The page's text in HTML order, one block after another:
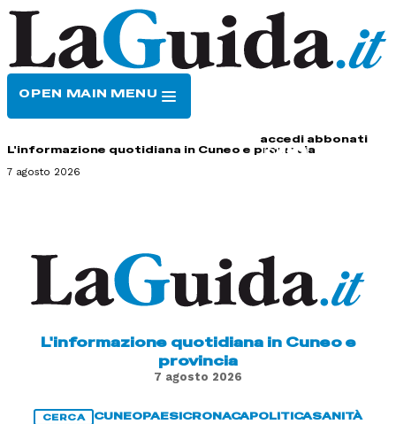
OPEN MAIN MENU
accedi abbonati
L'informazione quotidiana in Cuneo e provincia
7 agosto 2026
L'informazione quotidiana in Cuneo e
provincia
7 agosto 2026
CERCA CUNEOPAESICRONACAPOLITICASANITÀ